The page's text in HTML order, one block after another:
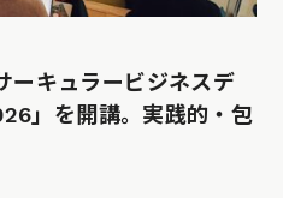
ーキュラービジネスデ
」を開講。実践的・包